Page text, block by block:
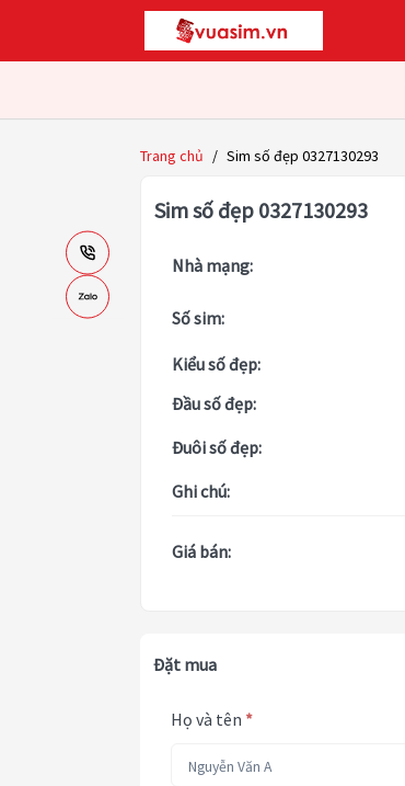
Trang chủ / Sim số đẹp 0327130293
Sim số đẹp 0327130293
Nhà mạng:
Số sim:
Kiểu số đẹp:
Đầu số đẹp:
Đuôi số đẹp:
Ghi chú:
Giá bán:
Đặt mua
Họ và tên *